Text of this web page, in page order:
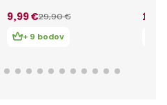
9,99 €29,90 €
+ 9 bodov
drak
15